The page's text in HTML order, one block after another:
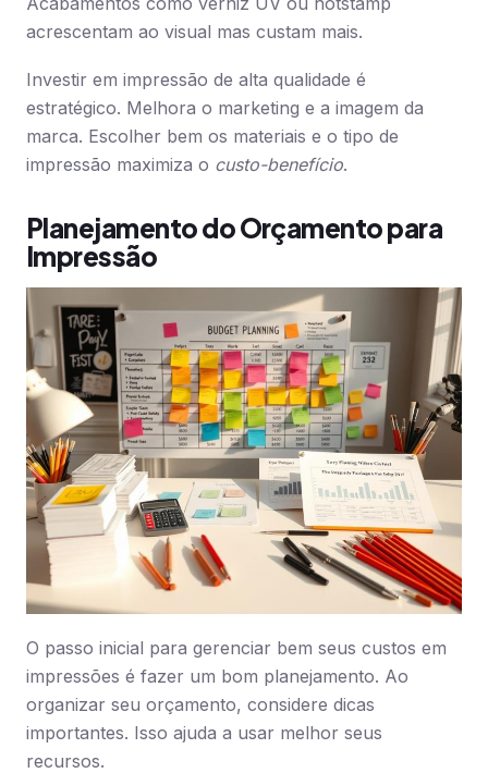
acrescentam ao visual mas custam mais.
Investir em impressão de alta qualidade é
estratégico. Melhora o marketing e a imagem da
marca. Escolher bem os materiais e o tipo de
impressão maximiza o custo-benefício.
Planejamento do Orçamento para
Impressão
O passo inicial para gerenciar bem seus custos em
impressões é fazer um bom planejamento. Ao
organizar seu orçamento, considere dicas
importantes. Isso ajuda a usar melhor seus
recursos.